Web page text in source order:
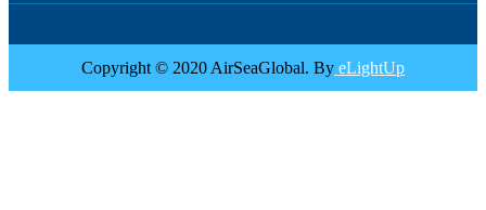
Copyright © 2020 AirSeaGlobal. By eLightUp